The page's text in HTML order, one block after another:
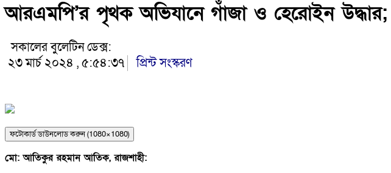
আরএমপি’র পৃথক অভিযানে গাঁজা ও হেরোইন উদ্ধার;
সকালের বুলেটিন ডেক্স:
২৩ মার্চ ২০২৪ , ৫:৫৪:৩৭
প্রিন্ট সংস্করণ
ফটোকার্ড ডাউনলোড করুন (1080×1080)
মো: আতিকুর রহমান আতিক, রাজশাহী: